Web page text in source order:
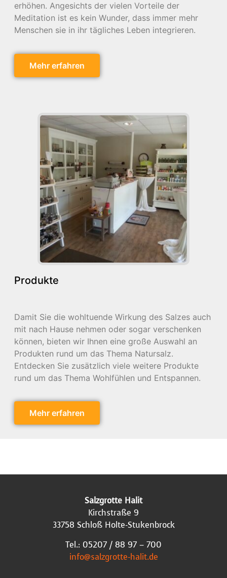
erhöhen. Angesichts der vielen Vorteile der
Meditation ist es kein Wunder, dass immer mehr
Menschen sie in ihr tägliches Leben integrieren.
Mehr erfahren
Produkte
Damit Sie die wohltuende Wirkung des Salzes auch
mit nach Hause nehmen oder sogar verschenken
können, bieten wir Ihnen eine große Auswahl an
Produkten rund um das Thema Natursalz.
Entdecken Sie zusätzlich viele weitere Produkte
rund um das Thema Wohlfühlen und Entspannen.
Mehr erfahren
Salzgrotte Halit
Kirchstraße 9
33758 Schloß Holte-Stukenbrock
Tel.: 05207 / 88 97 – 700
info@salzgrotte-halit.de